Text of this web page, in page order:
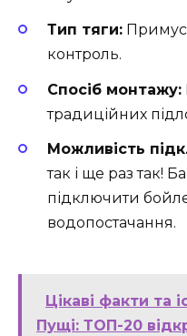
Тип тяги:
контроль.
Спосіб монтажу:
традиційних
Можливість
так і ще раз так!
підключити
водопостачання.
Цікаві факти та
Пущі: ТОП-20